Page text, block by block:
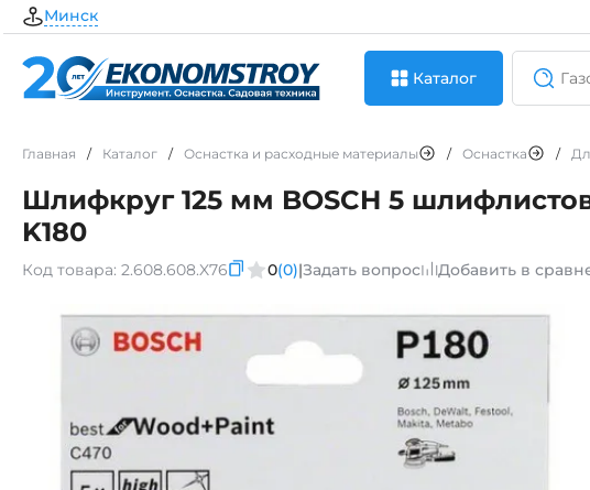
Минск
Каталог
Главная / Каталог / Оснастка и расходные материалы / Оснастка /
Шлифкруг 125 мм BOSCH 5
K180
Код товара: 2.608.608.X76 0(0)|Задать вопрос Добавить в